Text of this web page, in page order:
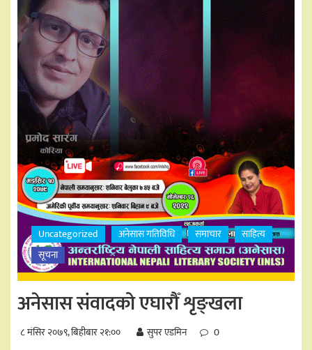
Uncategorized अनेसास गतिविधि समाचार
साहित्य
सूचना
अनेसास संवादको एघारौँ शृङ्खला
८ मंसिर २०७९, बिहीबार २१:०० सुपर एडमिन 0